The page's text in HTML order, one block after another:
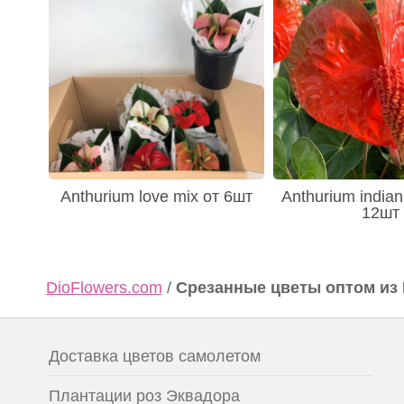
Anthurium love mix от 6шт
Anthurium
12шт
DioFlowers.com / Срезанные цветы оптом из
Доставка цветов самолетом
Плантации роз Эквадора